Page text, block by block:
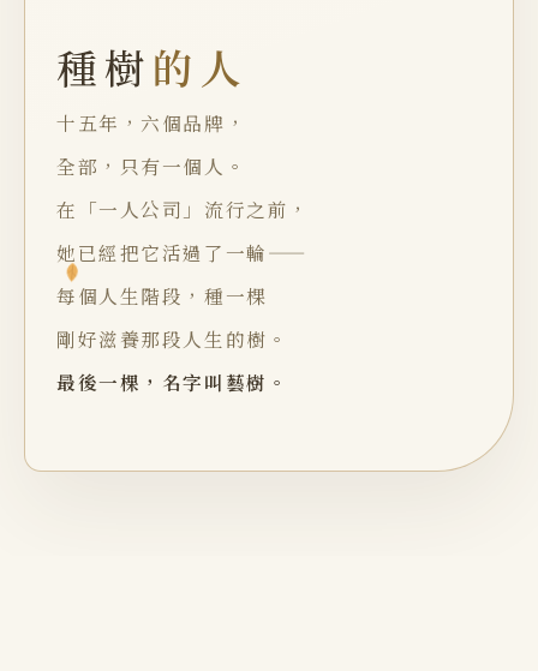
種樹的人
十五年，六個品牌，
全部，只有一個人。
在「一人公司」流行之前，
她已經把它活過了一輪——
每個人生階段，種一棵
剛好滋養那段人生的樹。
最後一棵，名字叫藝樹。